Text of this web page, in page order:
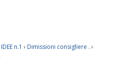
n.1 › Dimissioni consigliere . ›